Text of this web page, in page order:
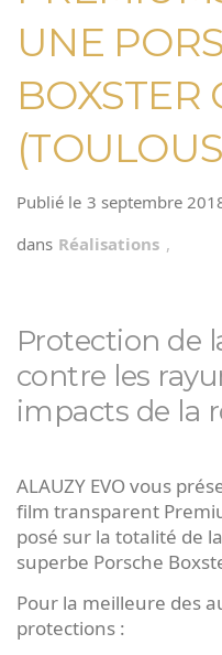
UNE
BOXSTER
3 septembre
Réalisations ,
Protection de
contre les
impacts de la
ALAUZY EVO vous
film transparent
posé sur la totalité de
superbe Porsche
Pour la meilleure des
protections :